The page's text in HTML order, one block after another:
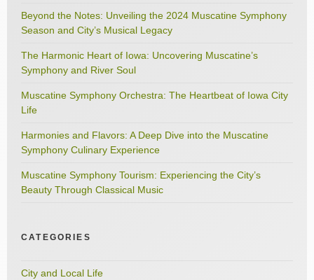
Beyond the Notes: Unveiling the 2024 Muscatine Symphony
Season and City’s Musical Legacy
The Harmonic Heart of Iowa: Uncovering Muscatine’s
Symphony and River Soul
Muscatine Symphony Orchestra: The Heartbeat of Iowa City
Life
Harmonies and Flavors: A Deep Dive into the Muscatine
Symphony Culinary Experience
Muscatine Symphony Tourism: Experiencing the City’s
Beauty Through Classical Music
CATEGORIES
City and Local Life